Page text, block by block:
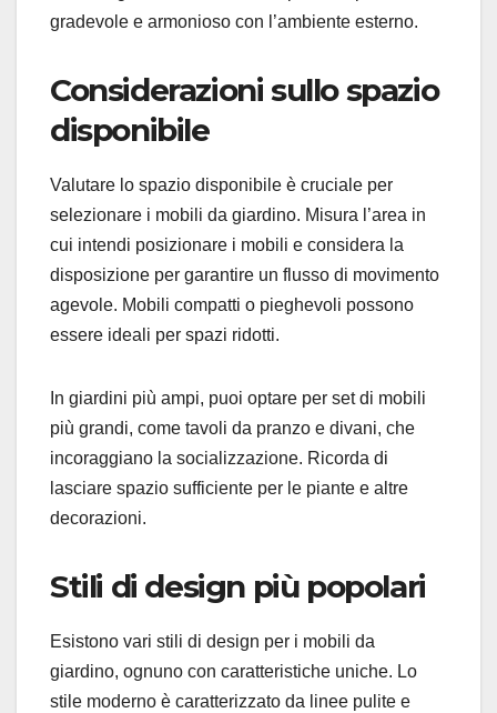
gradevole e armonioso con l’ambiente esterno.
Considerazioni sullo spazio
disponibile
Valutare lo spazio disponibile è cruciale per
selezionare i mobili da giardino. Misura l’area in
cui intendi posizionare i mobili e considera la
disposizione per garantire un flusso di movimento
agevole. Mobili compatti o pieghevoli possono
essere ideali per spazi ridotti.
In giardini più ampi, puoi optare per set di mobili
più grandi, come tavoli da pranzo e divani, che
incoraggiano la socializzazione. Ricorda di
lasciare spazio sufficiente per le piante e altre
decorazioni.
Stili di design più popolari
Esistono vari stili di design per i mobili da
giardino, ognuno con caratteristiche uniche. Lo
stile moderno è caratterizzato da linee pulite e